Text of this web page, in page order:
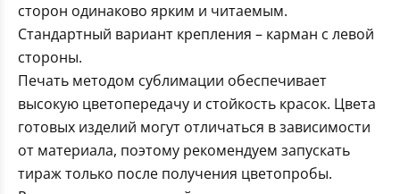
сторон одинаково ярким и читаемым.
Стандартный вариант крепления – карман с левой
стороны.
Печать методом сублимации обеспечивает
высокую цветопередачу и стойкость красок. Цвета
готовых изделий могут отличаться в зависимости
от материала, поэтому рекомендуем запускать
тираж только после получения цветопробы.